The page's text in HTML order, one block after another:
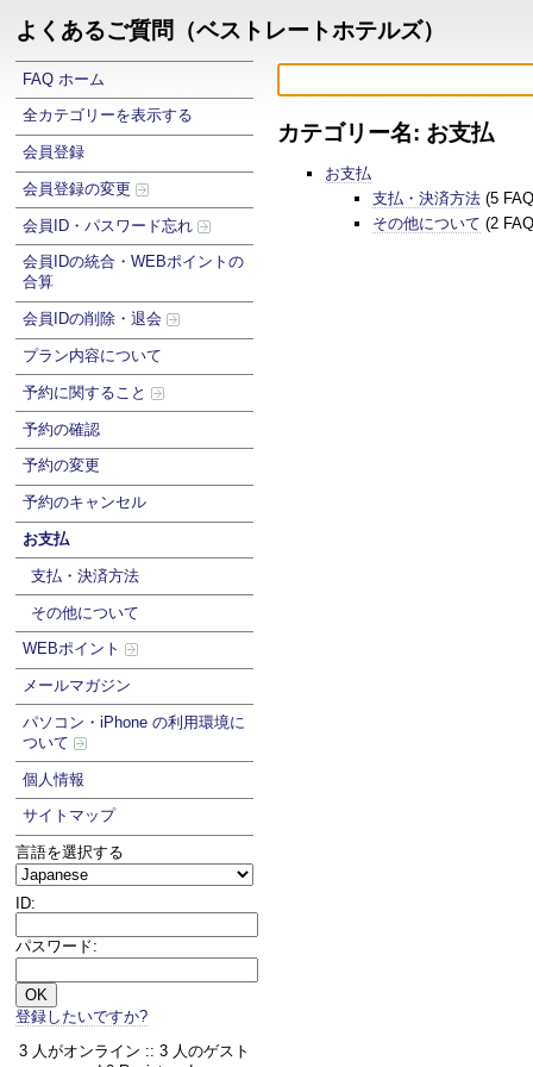
よくあるご質問（ベストレートホテルズ）
FAQ ホーム
全カテゴリーを表示する
会員登録
会員登録の変更
会員ID・パスワード忘れ
会員IDの統合・WEBポイントの
合算
会員IDの削除・退会
プラン内容について
予約に関すること
予約の確認
予約の変更
予約のキャンセル
お支払
支払・決済方法
その他について
WEBポイント
メールマガジン
パソコン・iPhone の利用環境に
ついて
個人情報
サイトマップ
言語を選択する
ID:
パスワード:
登録したいですか?
3 人がオンライン :: 3 人のゲスト
カテゴリー名: お支払
お支払
支払・決済方法(5
その他について (2